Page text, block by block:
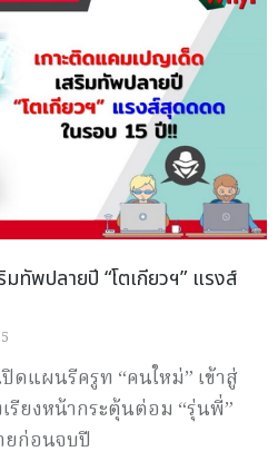
ทัพปลายปี “โตเกียวฯ” แรงส์
ดแผนรีครูท “คนใหม่” เข้าสู่
รียงหน้ากระตุ้นต่อม “รุ่นพี่”
ยก่อนจบปี